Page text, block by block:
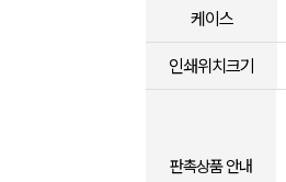
케이스
인쇄위치크기
판촉상품 안내